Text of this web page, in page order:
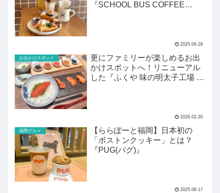
『SCHOOL BUS COFFEE
2025.08.28
お出かけスポット
更にファミリーが楽しめるお出
かけスポットへ！リニューアル
した『ふくや 味の明太子工場 ハ
2026.02.20
福岡グルメ
【ららぽーと福岡】日本初の
「ボストンクッキー」とは？
『PUG(パグ)』
2025.08.17